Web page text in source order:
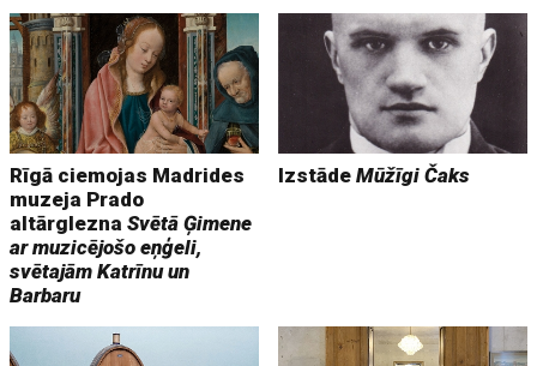
Rīgā ciemojas Madrides
muzeja Prado
altārgleznaSvētā Ģimene
ar muzicējošo eņģeli,
svētajām Katrīnu un
Barbaru
IzstādeMūžīgi Čaks